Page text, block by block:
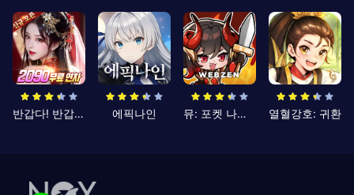
반갑다! 반갑삼국지 에픽나인 뮤: 포켓 나이츠 열혈강호: 귀환